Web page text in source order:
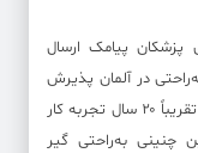
پزشکان پیامک ارسال
به‌راحتی در آلمان پذیرش
می‌شوید، پزشکی که ۵۵ سال سن داشته باشد تقریباً ۲۰ سال تجربه کار
چنینی به‌راحتی گیر